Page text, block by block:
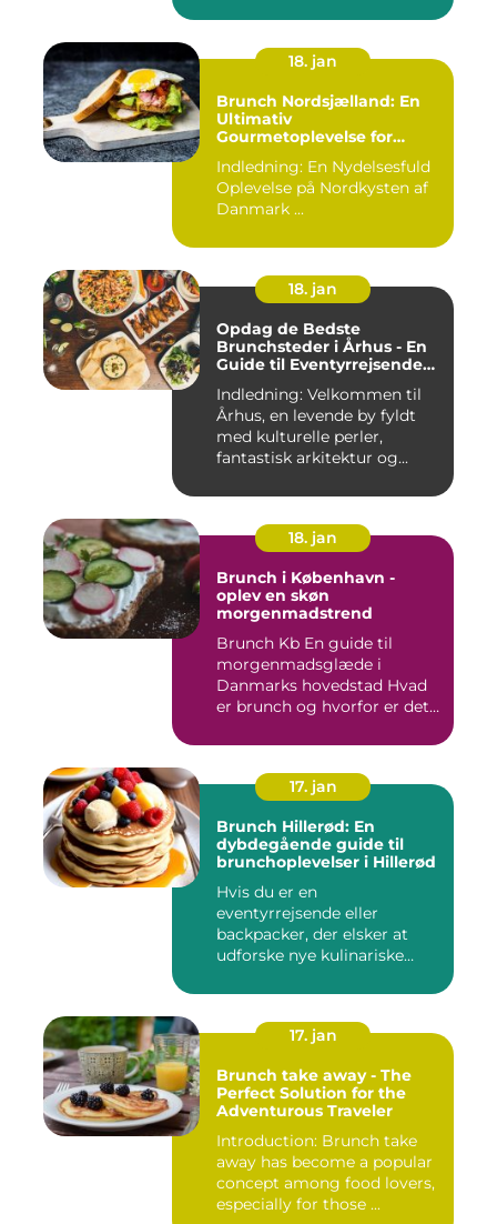
18. jan
Brunch Nordsjælland: En
Ultimativ
Gourmetoplevelse for
Backpackere
Indledning: En Nydelsesfuld
Oplevelse på Nordkysten af
Danmark ...
18. jan
Opdag de Bedste
Brunchsteder i Århus - En
Guide til Eventyrrejsende
Indledning: Velkommen til
Århus, en levende by fyldt
med kulturelle perler,
fantastisk arkitektur og...
18. jan
Brunch i København -
oplev en skøn
morgenmadstrend
Brunch Kb En guide til
morgenmadsglæde i
Danmarks hovedstad Hvad
er brunch og hvorfor er det
17. jan
Brunch Hillerød: En
dybdegående guide til
brunchoplevelser i Hillerød
Hvis du er en
eventyrrejsende eller
backpacker, der elsker at
udforske nye kulinariske
17. jan
Brunch take away - The
Perfect Solution for the
Adventurous Traveler
Introduction: Brunch take
away has become a popular
concept among food lovers,
especially for those ...